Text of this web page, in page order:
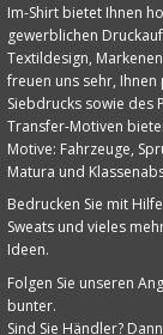
Im-Shirt bietet Ihnen
gewerblichen
Textildesign,
freuen uns sehr,
Siebdrucks sowie des
Transfer-Motiven
Motive: Fahrzeuge,
Matura und
Bedrucken Sie mit
Sweats und vieles
Ideen.
Folgen Sie unseren
bunter.
Sind Sie Händler?